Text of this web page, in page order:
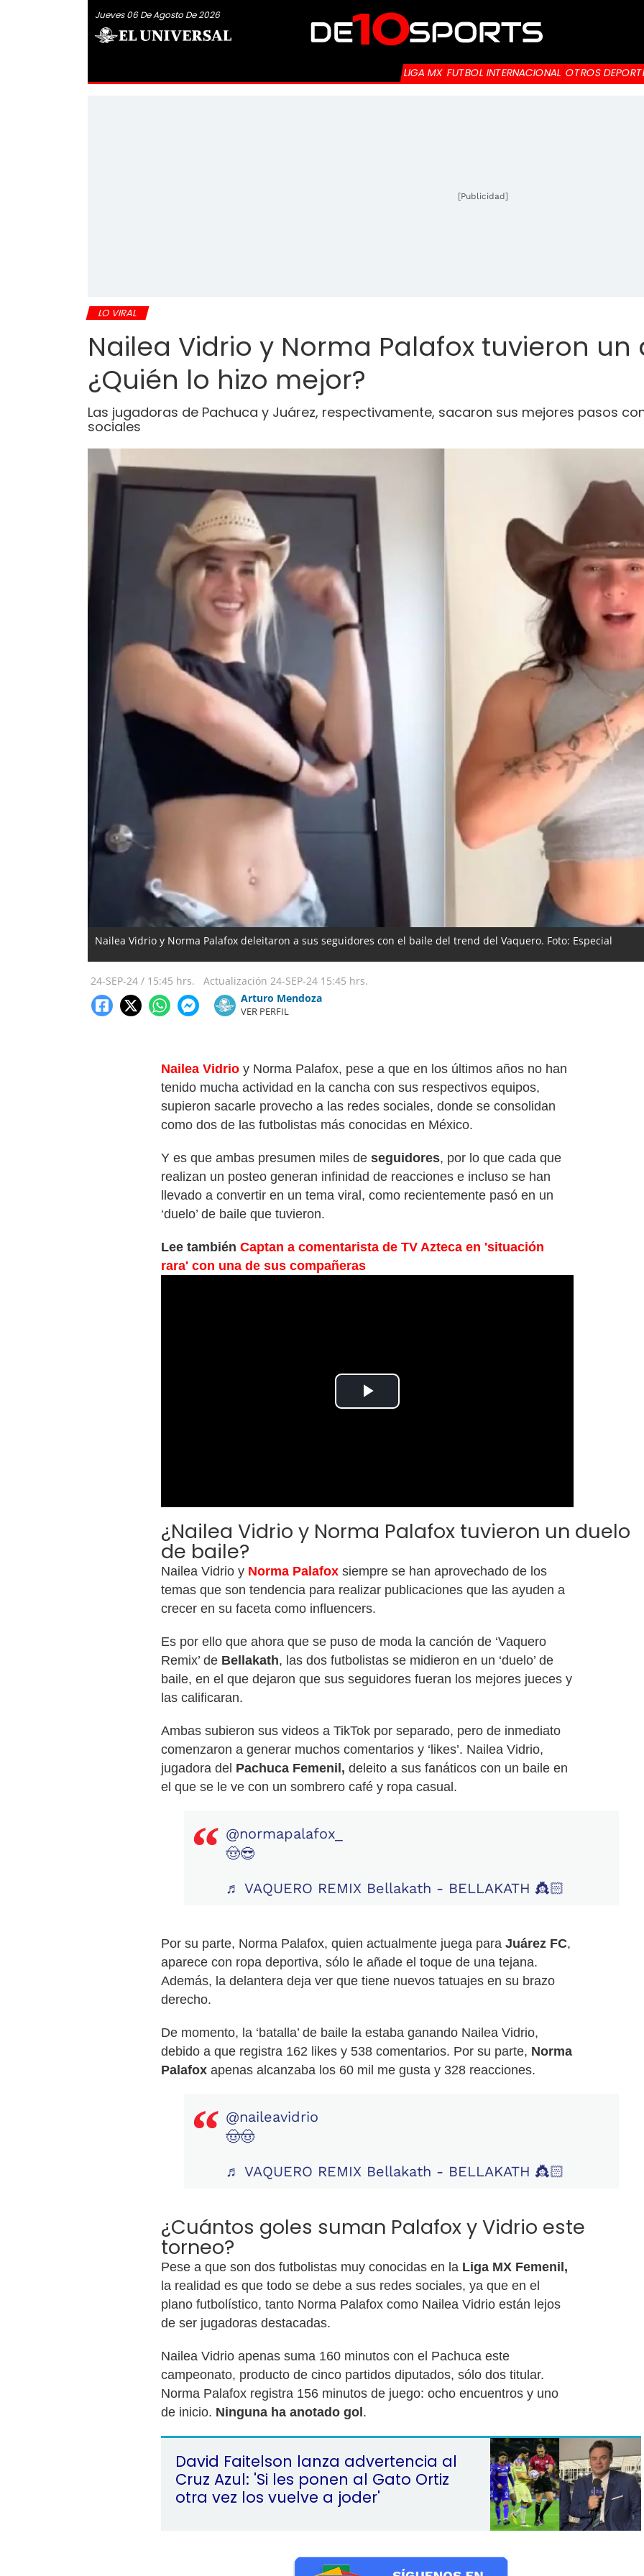
Jueves 06 De Agosto De 2026
LIGA MX FUTBOL INTERNACIONAL OTROS
[Publicidad]
LO VIRAL
Nailea Vidrio y Norma Palafox tuvieron
¿Quién lo hizo mejor?
Las jugadoras de Pachuca y Juárez, respectivamente, sacaron sus mejores pasos
sociales
Nailea Vidrio y Norma Palafox deleitaron a sus seguidores con el baile del trend del Vaquero. Foto: Especial
24-SEP-24 / 15:45 hrs. Actualización 24-SEP-24 15:45 hrs.
Arturo Mendoza
VER PERFIL
Nailea Vidrio y Norma Palafox, pese a que en los últimos años no han
tenido mucha actividad en la cancha con sus respectivos equipos,
supieron sacarle provecho a las redes sociales, donde se consolidan
como dos de las futbolistas más conocidas en México.
Y es que ambas presumen miles de seguidores, por lo que cada que
realizan un posteo generan infinidad de reacciones e incluso se han
llevado a convertir en un tema viral, como recientemente pasó en un
‘duelo’ de baile que tuvieron.
Lee también Captan a comentarista de TV Azteca en 'situación
rara' con una de sus compañeras
Play
¿Nailea Vidrio y Norma Palafox tuvieron un duelo
de baile?
Nailea Vidrio y Norma Palafox siempre se han aprovechado de los
temas que son tendencia para realizar publicaciones que las ayuden a
crecer en su faceta como influencers.
Es por ello que ahora que se puso de moda la canción de ‘Vaquero
Remix’ de Bellakath, las dos futbolistas se midieron en un ‘duelo’ de
baile, en el que dejaron que sus seguidores fueran los mejores jueces y
las calificaran.
Ambas subieron sus videos a TikTok por separado, pero de inmediato
comenzaron a generar muchos comentarios y ‘likes’. Nailea Vidrio,
jugadora del Pachuca Femenil, deleito a sus fanáticos con un baile en
el que se le ve con un sombrero café y ropa casual.
@normapalafox_
🤠😎
♬ VAQUERO REMIX Bellakath - BELLAKATH 👸🏻
Por su parte, Norma Palafox, quien actualmente juega para Juárez FC,
aparece con ropa deportiva, sólo le añade el toque de una tejana.
Además, la delantera deja ver que tiene nuevos tatuajes en su brazo
derecho.
De momento, la ‘batalla’ de baile la estaba ganando Nailea Vidrio,
debido a que registra 162 likes y 538 comentarios. Por su parte, Norma
Palafox apenas alcanzaba los 60 mil me gusta y 328 reacciones.
@naileavidrio
🤠🤠
♬ VAQUERO REMIX Bellakath - BELLAKATH 👸🏻
¿Cuántos goles suman Palafox y Vidrio este
torneo?
Pese a que son dos futbolistas muy conocidas en la Liga MX Femenil,
la realidad es que todo se debe a sus redes sociales, ya que en el
plano futbolístico, tanto Norma Palafox como Nailea Vidrio están lejos
de ser jugadoras destacadas.
Nailea Vidrio apenas suma 160 minutos con el Pachuca este
campeonato, producto de cinco partidos diputados, sólo dos titular.
Norma Palafox registra 156 minutos de juego: ocho encuentros y uno
de inicio. Ninguna ha anotado gol.
David Faitelson lanza advertencia al
Cruz Azul: 'Si les ponen al Gato Ortiz
otra vez los vuelve a joder'